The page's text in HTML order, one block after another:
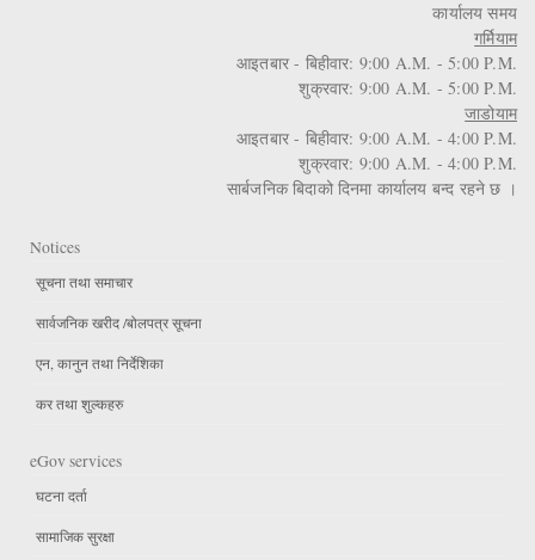
कार्यालय समय
गर्मियाम
आइतबार - बिहीवार: 9:00 A.M. - 5:00 P.M.
शुक्रवार: 9:00 A.M. - 5:00 P.M.
जाडोयाम
आइतबार - बिहीवार: 9:00 A.M. - 4:00 P.M.
शुक्रवार: 9:00 A.M. - 4:00 P.M.
सार्बजनिक बिदाको दिनमा कार्यालय बन्द रहने छ ।
Notices
सूचना तथा समाचार
सार्वजनिक खरीद /बोलपत्र सूचना
एन, कानुन तथा निर्देशिका
कर तथा शुल्कहरु
eGov services
घटना दर्ता
सामाजिक सुरक्षा